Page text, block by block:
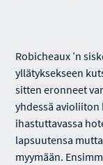
Robicheaux ’n
yllätyksekseen
sitten eronneet
yhdessä avioliiton
ihastuttavassa
lapsuutensa
myymään.